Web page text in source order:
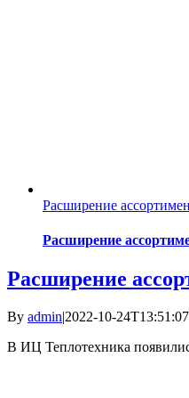
Расширение
Расширение
Расширение
By admin|2022-10-
В ИЦ Теплотехника